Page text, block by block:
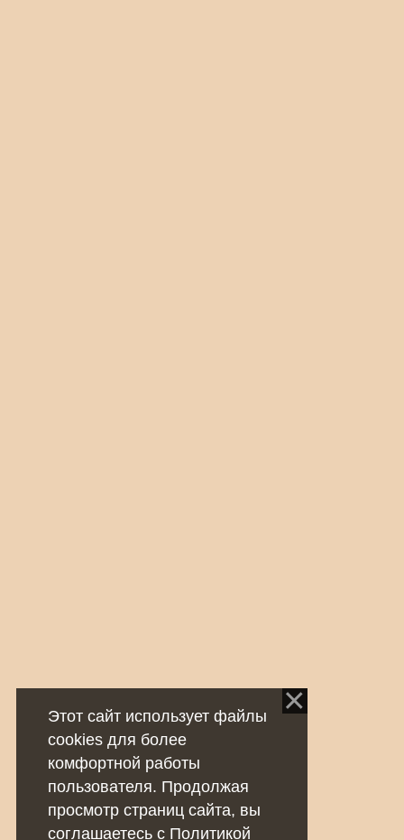
Этот сайт использует файлы
cookies для более
комфортной работы
пользователя. Продолжая
просмотр страниц сайта, вы
соглашаетесь с Политикой